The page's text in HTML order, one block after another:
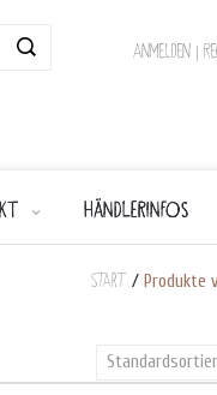
Anmelden |
HÄNDLERINFOS
Start / Produkte